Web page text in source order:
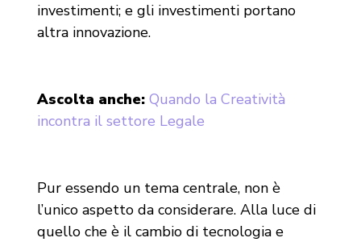
investimenti; e gli investimenti portano
altra innovazione.
Ascolta anche: Quando la Creatività
incontra il settore Legale
Pur essendo un tema centrale, non è
l’unico aspetto da considerare. Alla luce di
quello che è il cambio di tecnologia e